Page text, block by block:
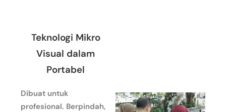
Teknologi Mikro
Visual dalam
Portabel
Dibuat untuk
profesional. Berpindah,